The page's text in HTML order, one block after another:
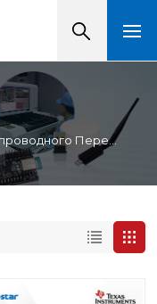
Модуль Приемника Беспроводного Передатчика